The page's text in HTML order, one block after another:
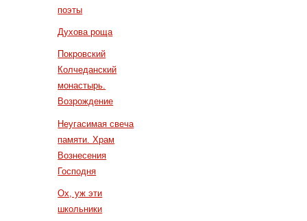
поэты
Духова роща
Покровский
Колчеданский
монастырь.
Возрождение
Неугасимая свеча
памяти. Храм
Вознесения
Господня
Ох, уж эти
школьники